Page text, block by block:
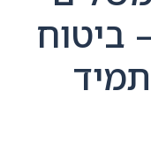
ביטוח